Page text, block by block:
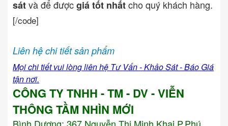
sátvà để đượcgiá tốt nhấtcho quý khách hàng.
[/code]
Liên hệ chi tiết sản phẩm
Mọi chi tiết vui lòng liên hệ Tư Vấn - Khảo Sát - Báo Giá
tận nơi.
CÔNG TY TNHH - TM - DV - VIỄN
THÔNG TẦM NHÌN MỚI